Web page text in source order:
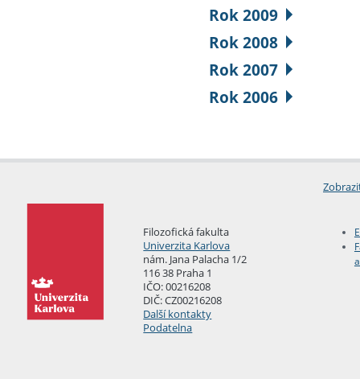
Rok 2009
Rok 2008
Rok 2007
Rok 2006
Filozofická fakulta
Univerzita Karlova
nám. Jana Palacha 1/2
116 38 Praha 1
IČO: 00216208
DIČ: CZ00216208
Další kontakty
Podatelna